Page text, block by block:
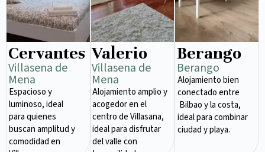
Cervantes
Villasena de
Mena​
Espacioso y
luminoso, ideal
para quienes
buscan amplitud y
comodidad en
Valerio
Villasena de
Mena​
Alojamiento amplio y
acogedor en el
centro de Villasana,
ideal para disfrutar
del valle con
Berango
Berango
Alojamiento bien
conectado entre
Bilbao y la costa,
ideal para combinar
ciudad y playa.